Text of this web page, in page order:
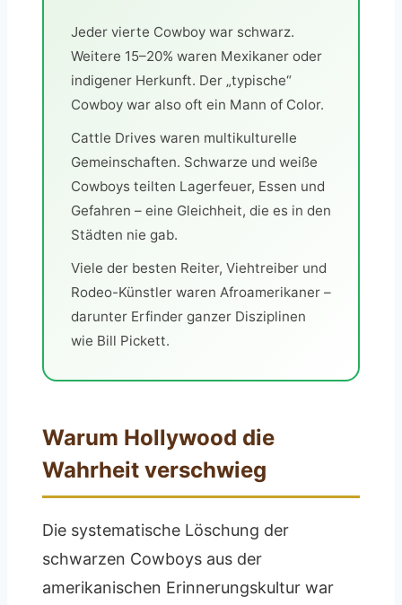
Jeder vierte Cowboy war schwarz.
Weitere 15–20% waren Mexikaner oder
indigener Herkunft. Der „typische“
Cowboy war also oft ein Mann of Color.
Cattle Drives waren multikulturelle
Gemeinschaften. Schwarze und weiße
Cowboys teilten Lagerfeuer, Essen und
Gefahren – eine Gleichheit, die es in den
Städten nie gab.
Viele der besten Reiter, Viehtreiber und
Rodeo-Künstler waren Afroamerikaner –
darunter Erfinder ganzer Disziplinen
wie Bill Pickett.
Warum Hollywood die
Wahrheit verschwieg
Die systematische Löschung der
schwarzen Cowboys aus der
amerikanischen Erinnerungskultur war